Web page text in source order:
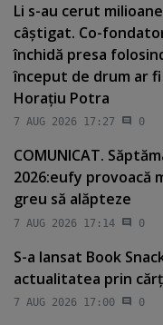
Li s-au cerut
câştigat. Co-
închidă presa
început de drum ar
Horaţiu Potra
7 AUG 2026 17:27 0
COMUNICAT.
2026:eufy provoacă
greu să alăpteze
7 AUG 2026 17:14 0
S-a lansat Book
actualitatea prin
7 AUG 2026 17:00 0